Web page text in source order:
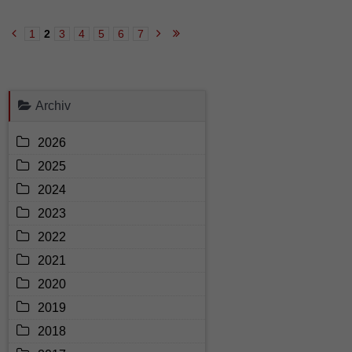
1 2 3 4 5 6 7
Archiv
2026
2025
2024
2023
2022
2021
2020
2019
2018